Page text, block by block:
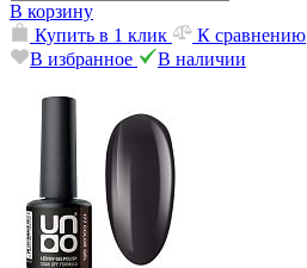
В корзину
Купить в 1 клик
К сравнению
В избранное
В наличии